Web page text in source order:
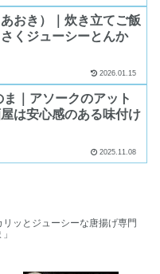
おき）｜炊き立てご飯
くジューシーとんか
2026.01.15
ま｜アソークのアット
は安心感のある味付け
2025.11.08
リッとジューシーな唐揚げ専門